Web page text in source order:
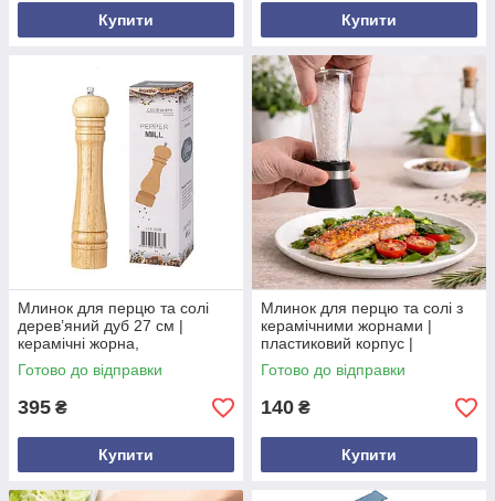
Купити Купити
Млинок для перцю та солі
дерев’яний дуб 27 см |
керамічні жорна,
регулювання помелу | ручна
перцемолка
Готово до відправки
395 ₴
Купити
Млинок для перцю та солі з
керамічними жорнами |
пластиковий корпус |
регулювання помолу
Готово до відправки
140 ₴
Купити